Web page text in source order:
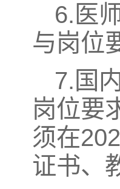
6.医
与岗位
7.国
岗位要
须在
证书、